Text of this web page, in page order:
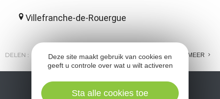
Villefranche-de-Rouergue
DELEN : E-MAIL MESSENGER FACEBOOK MEER
Deze site maakt gebruik van cookies en
geeft u controle over wat u wilt activeren
Sta alle cookies toe